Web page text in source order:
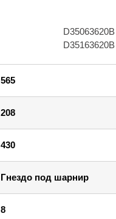
D35063620B
D35163620B
565
208
430
Гнездо под шарнир
8